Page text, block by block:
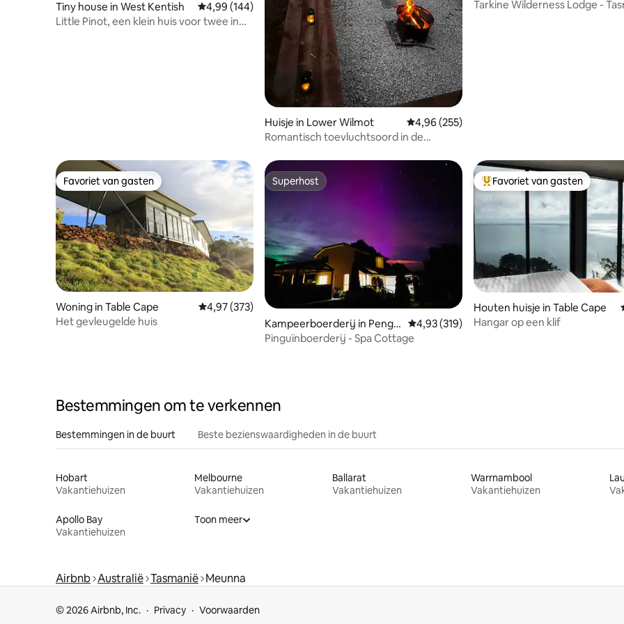
Tiny house in West Kentish Gemiddelde beoordeling van 4,99 uit 5, 144 recensies
4,99 (144)
Little Pinot, een klein huis voor twee in
Huisje in Lower Wilmot Gemiddelde beoordeling van 4,96 uit 5, 255
4,96 (255)
Romantisch toevluchtsoord in de
Tarkine Wilderness Lodge - Tasmaanse
Favoriet van gasten
Favoriet van gasten
Woning in Table Cape Gemiddelde beoordeling van 4,97 uit 5, 373 recensies
4,97 (373)
Het gevleugelde huis
Superhost
Superhost
Kampeerboerderij in Pengui
n
Gemiddelde beoordeling van 4,93 uit 5, 319
4,93 (319)
Pinguïnboerderij - Spa Cottage
Topfavoriet van gasten
Favoriet van gasten
Houten huisje in Table Cape
Hangar op een klif
Bestemmingen om te verkennen
Bestemmingen in de buurt Beste bezienswaardigheden in de buurt
Hobart
Vakantiehuizen
Melbourne
Vakantiehuizen
Ballarat
Vakantiehuizen
Warrnambool
Vakantiehuizen
Apollo Bay
Vakantiehuizen
Toon meer
Airbnb Australië Tasmanië Meunna
© 2026 Airbnb, Inc. Privacy Voorwaarden